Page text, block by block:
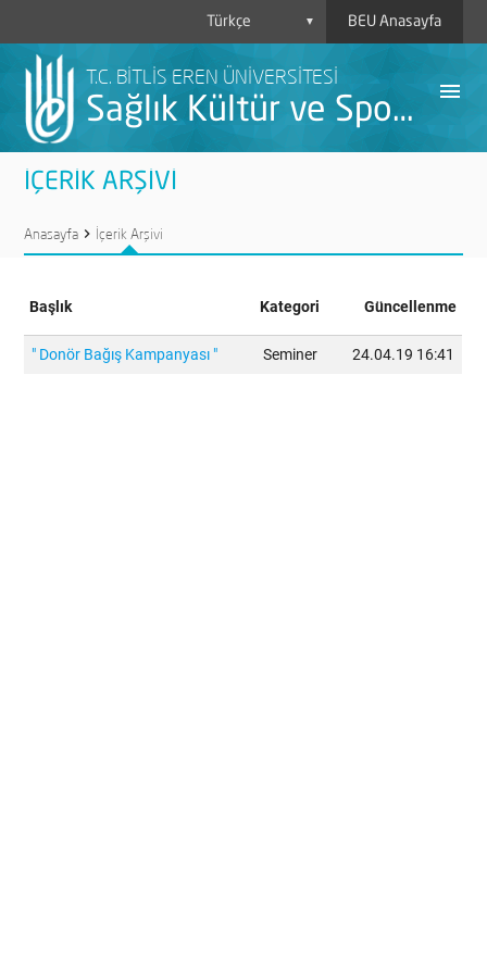
▼ BEU Anasayfa
T.C. BİTLİS EREN ÜNİVERSİTESİ
Sağlık Kültür ve Spor Daire Başkanlığı
menu
İÇERİK ARŞİVİ
Anasayfa chevron_right İçerik Arşivi
Başlık Kategori Güncellenme
" Donör Bağış Kampanyası " Seminer 24.04.19 16:41